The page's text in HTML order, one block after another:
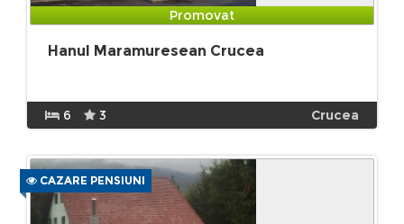
Promovat
Hanul Maramuresean Crucea
6 3 Crucea
CAZARE PENSIUNI